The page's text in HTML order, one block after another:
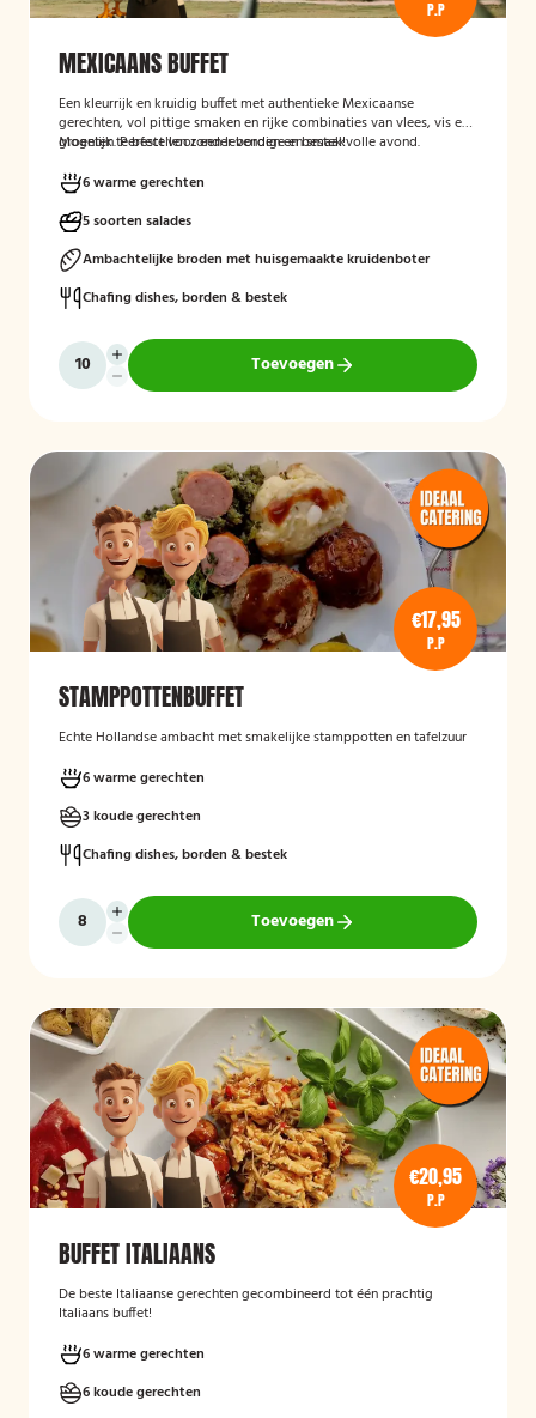
P.P
MEXICAANS BUFFET
Een kleurrijk en kruidig buffet met authentieke Mexicaanse
gerechten, vol pittige smaken en rijke combinaties van vlees, vis en
groenten. Perfect voor een levendige en smaakvolle avond.
Mogelijk te bestellen zonder borden en bestek!
6 warme gerechten
5 soorten salades
Ambachtelijke broden met huisgemaakte kruidenboter
Chafing dishes, borden & bestek
Toevoegen
€17,95
P.P
STAMPPOTTENBUFFET
Echte Hollandse ambacht met smakelijke stamppotten en tafelzuur
6 warme gerechten
3 koude gerechten
Chafing dishes, borden & bestek
Toevoegen
€20,95
P.P
BUFFET ITALIAANS
De beste Italiaanse gerechten gecombineerd tot één prachtig
Italiaans buffet!
6 warme gerechten
6 koude gerechten